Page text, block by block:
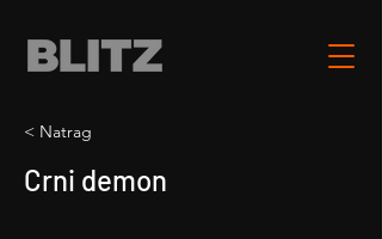
< Natrag
Crni demon